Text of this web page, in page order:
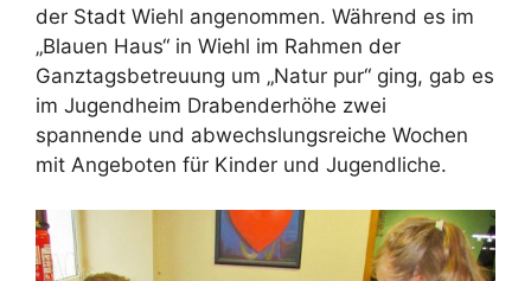
der Stadt Wiehl angenommen. Während es im
„Blauen Haus“ in Wiehl im Rahmen der
Ganztagsbetreuung um „Natur pur“ ging, gab es
im Jugendheim Drabenderhöhe zwei
spannende und abwechslungsreiche Wochen
mit Angeboten für Kinder und Jugendliche.